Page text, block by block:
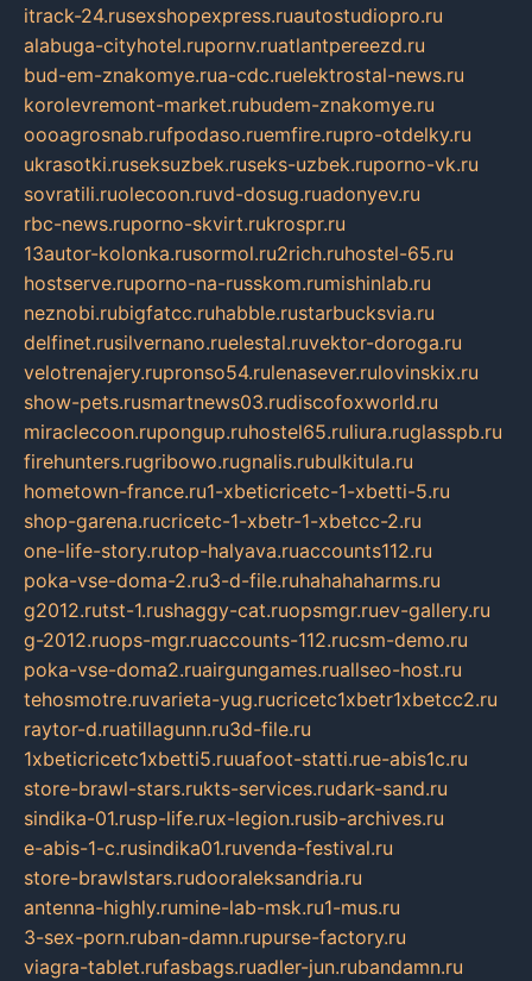
itrack-24.rusexshopexpress.ruautostudiopro.ru
alabuga-cityhotel.rupornv.ruatlantpereezd.ru
bud-em-znakomye.rua-cdc.ruelektrostal-news.ru
korolevremont-market.rubudem-znakomye.ru
oooagrosnab.rufpodaso.ruemfire.rupro-otdelky.ru
ukrasotki.ruseksuzbek.ruseks-uzbek.ruporno-vk.ru
sovratili.ruolecoon.ruvd-dosug.ruadonyev.ru
rbc-news.ruporno-skvirt.rukrospr.ru
13autor-kolonka.rusormol.ru2rich.ruhostel-65.ru
hostserve.ruporno-na-russkom.rumishinlab.ru
neznobi.rubigfatcc.ruhabble.rustarbucksvia.ru
delfinet.rusilvernano.ruelestal.ruvektor-doroga.ru
velotrenajery.rupronso54.rulenasever.rulovinskix.ru
show-pets.rusmartnews03.rudiscofoxworld.ru
miraclecoon.rupongup.ruhostel65.ruliura.ruglasspb.ru
firehunters.rugribowo.rugnalis.rubulkitula.ru
hometown-france.ru1-xbeticricetc-1-xbetti-5.ru
shop-garena.rucricetc-1-xbetr-1-xbetcc-2.ru
one-life-story.rutop-halyava.ruaccounts112.ru
poka-vse-doma-2.ru3-d-file.ruhahahaharms.ru
g2012.rutst-1.rushaggy-cat.ruopsmgr.ruev-gallery.ru
g-2012.ruops-mgr.ruaccounts-112.rucsm-demo.ru
poka-vse-doma2.ruairgungames.ruallseo-host.ru
tehosmotre.ruvarieta-yug.rucricetc1xbetr1xbetcc2.ru
raytor-d.ruatillagunn.ru3d-file.ru
1xbeticricetc1xbetti5.ruuafoot-statti.rue-abis1c.ru
store-brawl-stars.rukts-services.rudark-sand.ru
sindika-01.rusp-life.rux-legion.rusib-archives.ru
e-abis-1-c.rusindika01.ruvenda-festival.ru
store-brawlstars.rudooraleksandria.ru
antenna-highly.rumine-lab-msk.ru1-mus.ru
3-sex-porn.ruban-damn.rupurse-factory.ru
viagra-tablet.rufasbags.ruadler-jun.rubandamn.ru